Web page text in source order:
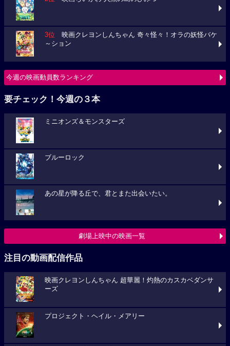
3位 映画クレヨンしんちゃん 奇々怪々！オラの妖怪バケ
～ション
今週の映画動員数ランキング
要チェック！今週の３本
ミニオンズ＆モンスターズ
ブルーロック
あの星が降る丘で、君とまた出会いたい。
劇場上映中の映画一覧
注目の動画配信作品
映画クレヨンしんちゃん 超華麗！灼熱のカスカベダンサ
ーズ
プロジェクト・ヘイル・メアリー